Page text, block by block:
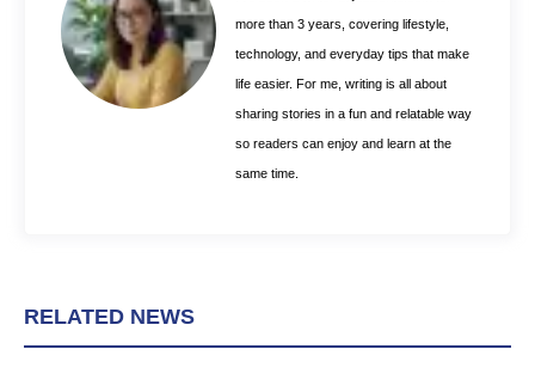
k
s
t
p
more than 3 years, covering lifestyle,
technology, and everyday tips that make
life easier. For me, writing is all about
sharing stories in a fun and relatable way
so readers can enjoy and learn at the
same time.
RELATED NEWS